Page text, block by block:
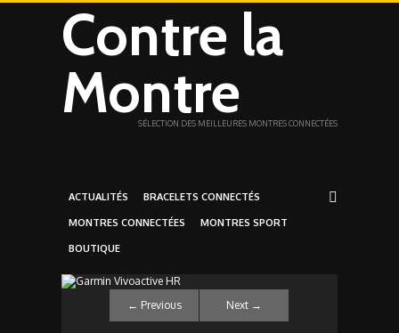
Contre la
Montre
SÉLECTION DES MEILLEURES MONTRES CONNECTÉES
ACTUALITÉS BRACELETS CONNECTÉS
MONTRES CONNECTÉES MONTRES SPORT
BOUTIQUE
← Previous Next →